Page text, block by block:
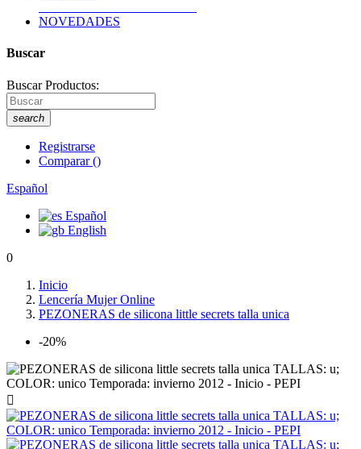
NOVEDADES
Buscar
Buscar Productos:
search
Registrarse
Comparar()
Español
Español
English
0
Inicio
Lencería Mujer Online
PEZONERAS de silicona little secrets talla unica
-20%
